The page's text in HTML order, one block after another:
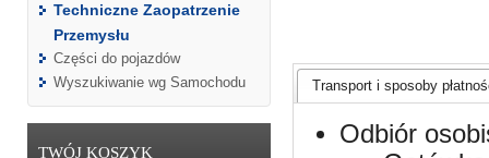
Techniczne Zaopatrzenie
Przemysłu
Części do pojazdów
Wyszukiwanie wg Samochodu
TWÓJ KOSZYK
Transport i sposoby
Odbiór